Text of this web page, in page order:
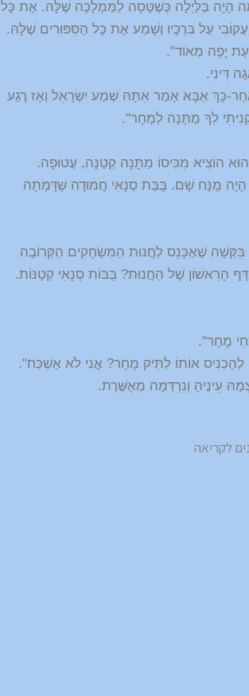
הָיָה בַּלַּיְלָה כְּשֶׁטָּסָה לַמַּמְלָכָה שֶׁלָּהּ. אֶת כָּל
עַל בִּרְכָּיו וְשָׁמַע אֶת כָּל הַסִּפּוּרִים שֶׁלָּהּ.
יָפָה מְאוֹד".
דִּינִי.
כָּךְ אַבָּא אָמַר אִתָּהּ שְׁמַע יִשְׂרָאֵל וְאָז רֶגַע
לְךָ מַתָּנָה לְמָחָר".
הוֹצִיא מִכִּיסוֹ מַתָּנָה קְטַנָּה, עֲטוּפָה.
הָיָה מֻנָּח שָׁם. בֻּבַּת סְנָאִי חֲמוּדָה שֶׁדָּמְתָה
בִּקְּשָׁה שֶׁאֶכָּנֵס לַחֲנוּת הַמִּשְׂחָקִים הַקְּרוֹבָה
הָרִאשׁוֹן שֶׁל הַחֲנוּת? בֻּבּוֹת סְנָאִי קְטַנּוֹת.
מָחָר".
לְהַכְנִיס אוֹתוֹ לַתִּיק מָחָר? אֲנִי לֹא אֶשְׁכַּח".
עֵינֶיהָ וְנִרְדְּמָה מְאֻשֶּׁרֶת.